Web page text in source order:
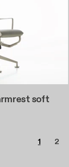
soft
Seite
1 Seite
2